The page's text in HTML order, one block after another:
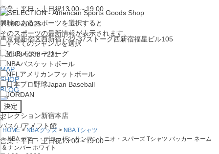
営業：平日・土日祝13:00～19:00
〒160－0023
東京都新宿区西新宿7-22-37ストーク西新宿福星ビル105
TEL:03-5338-7231
MAP
SHOP
BLOG
セレクション新宿本店
バスケ/アメフト館
営業：平日・土日祝13:00～19:00
興味のあるスポーツを選択すると
そのスポーツの最新情報が表示されます。
すべてのジャンルを選択
MLBメジャーリーグ
NBAバスケットボール
NFL アメリカンフットボール
日本プロ野球Japan Baseball
JORDAN
x
HOME NBA グッズ
NBA Tシャツ
NBA デマー・デローザン サンアントニオ・スパーズ Tシャツ バッカー ネーム
& ナンバー ホワイト